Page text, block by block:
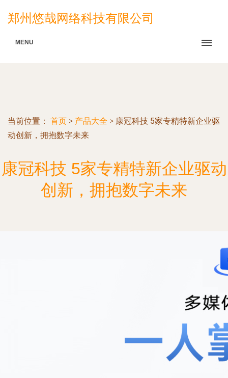
郑州悠哉网络科技有限公司
MENU
当前位置： 首页 > 产品大全 > 康冠科技 5家专精特新企业驱
动创新，拥抱数字未来
康冠科技 5家专精特新企业驱动
创新，拥抱数字未来